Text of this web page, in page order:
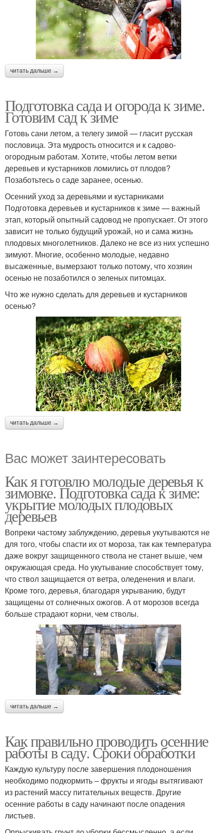
читать дальше →
Подготовка сада и огорода к зиме.
Готовим сад к зиме
Готовь сани летом, а телегу зимой — гласит русская
пословица. Эта мудрость относится и к садово-
огородным работам. Хотите, чтобы летом ветки
деревьев и кустарников ломились от плодов?
Позаботьтесь о саде заранее, осенью.
Осенний уход за деревьями и кустарниками
Подготовка деревьев и кустарников к зиме — важный
этап, который опытный садовод не пропускает. От этого
зависит не только будущий урожай, но и сама жизнь
плодовых многолетников. Далеко не все из них успешно
зимуют. Многие, особенно молодые, недавно
высаженные, вымерзают только потому, что хозяин
осенью не позаботился о зеленых питомцах.
Что же нужно сделать для деревьев и кустарников
осенью?
читать дальше →
Вас может заинтересовать
Как я готовлю молодые деревья к
зимовке. Подготовка сада к зиме:
укрытие молодых плодовых
деревьев
Вопреки частому заблуждению, деревья укутываются не
для того, чтобы спасти их от мороза, так как температура
даже вокруг защищенного ствола не станет выше, чем
окружающая среда. Но укутывание способствует тому,
что ствол защищается от ветра, оледенения и влаги.
Кроме того, деревья, благодаря укрыванию, будут
защищены от солнечных ожогов. А от морозов всегда
больше страдают корни, чем стволы.
читать дальше →
Как правильно проводить осенние
работы в саду. Сроки обработки
Каждую культуру после завершения плодоношения
необходимо подкормить – фрукты и ягоды вытягивают
из растений массу питательных веществ. Другие
осенние работы в саду начинают после опадения
листьев.